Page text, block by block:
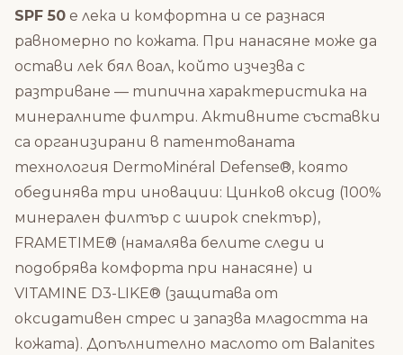
SPF 50 е лека и комфортна и се разнася
равномерно по кожата. При нанасяне може да
остави лек бял воал, който изчезва с
разтриване — типична характеристика на
минералните филтри. Активните съставки
са организирани в патентованата
технология DermoMinéral Defense®, която
обединява три иновации: Цинков оксид (100%
минерален филтър с широк спектър),
FRAMETIME® (намалява белите следи и
подобрява комфорта при нанасяне) и
VITAMINE D3-LIKE® (защитава от
оксидативен стрес и запазва младостта на
кожата). Допълнително маслото от Balanites